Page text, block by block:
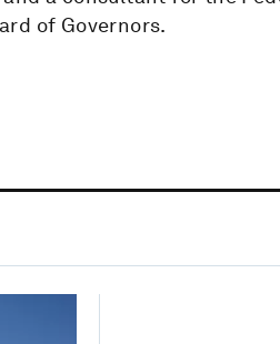
of Governors.